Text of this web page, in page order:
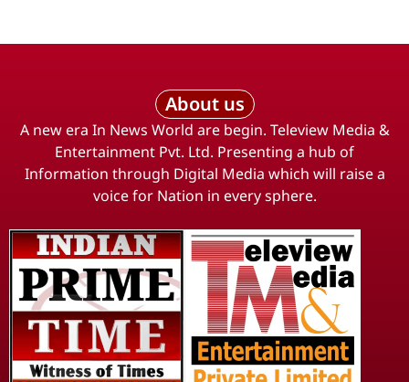
About us
A new era In News World are begin. Teleview Media &
Entertainment Pvt. Ltd. Presenting a hub of
Information through Digital Media which will raise a
voice for Nation in every sphere.